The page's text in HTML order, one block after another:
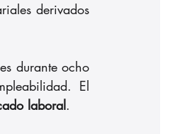
derivados
durante ocho
El
laboral.